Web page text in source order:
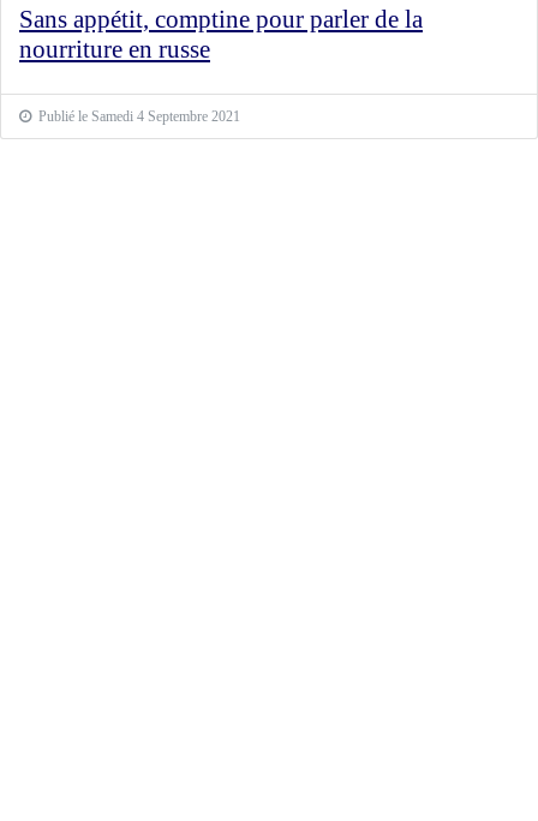
Sans appétit, comptine pour parler de la
nourriture en russe
Publié le Samedi 4 Septembre 2021